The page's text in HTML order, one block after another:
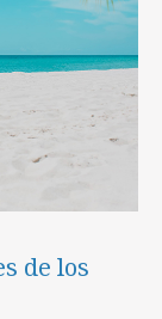
de los